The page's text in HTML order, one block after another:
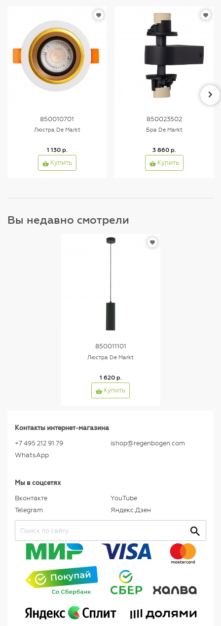
850010701
Люстра De Markt
1 130 р.
Купить
850023502
Бра De Markt
3 860 р.
Купить
Вы недавно смотрели
850011101
Люстра De Markt
1 620 р.
Купить
Контакты интернет-магазина
+7 495 212 91 79
WhatsApp
ishop@regenbogen.com
Мы в соцсетях
Вконтакте
Telegram
YouTube
Яндекс.Дзен